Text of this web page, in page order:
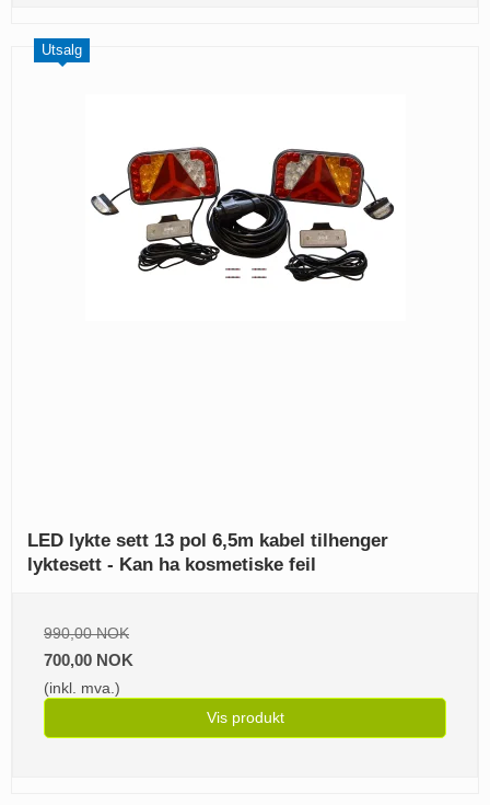
Utsalg
LED lykte sett 13 pol 6,5m kabel tilhenger
lyktesett - Kan ha kosmetiske feil
990,00 NOK
700,00 NOK
(inkl. mva.)
Vis produkt